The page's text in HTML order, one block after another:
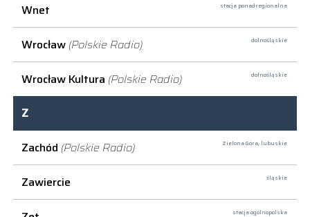
Wnet stacja ponadregionalna
Wrocław (Polskie Radio) dolnośląskie
Wrocław Kultura (Polskie Radio) dolnośląskie
Z
Zachód (Polskie Radio) Zielona Góra, lubuskie
Zawiercie śląskie
stacja ogólnopolska